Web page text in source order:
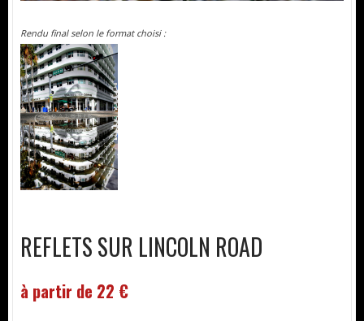
Rendu final selon le format choisi :
REFLETS SUR LINCOLN ROAD
à partir de 22 €